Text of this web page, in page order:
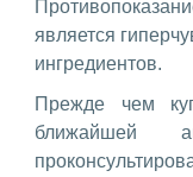
является
ингредиентов.
Прежде чем
ближайшей